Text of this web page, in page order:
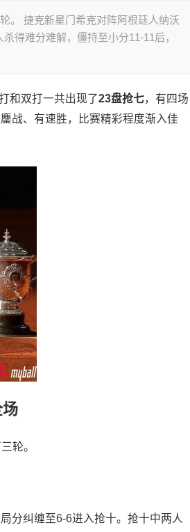
。 捷克新星门希克对阵阿根廷人纳沃
得难分难解，僵持至小分11-11后，
和双打一共出现了23盘抢七，有四场
战、有速胜，比赛精彩程度渐入佳
轮。
分纠缠至6-6进入抢十。抢十中两人